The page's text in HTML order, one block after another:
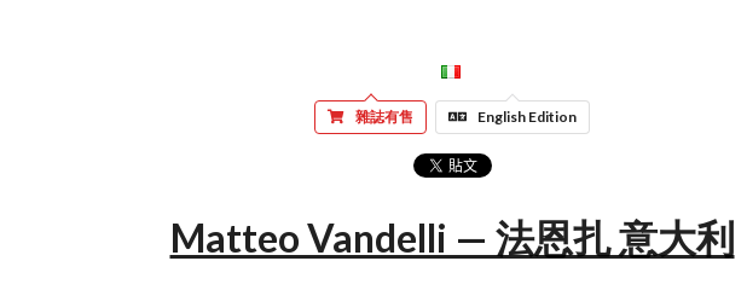
雜誌有售 English Edition
Matteo Vandelli — 法恩扎 意大利